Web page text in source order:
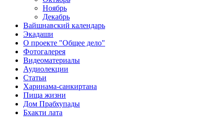
Ноябрь
Декабрь
Вайшнавский календарь
Экадаши
О проекте "Общее дело"
Фотогалерея
Видеоматериалы
Аудиолекции
Статьи
Харинама-санкиртана
Пища жизни
Дом Прабхупады
Бхакти лата